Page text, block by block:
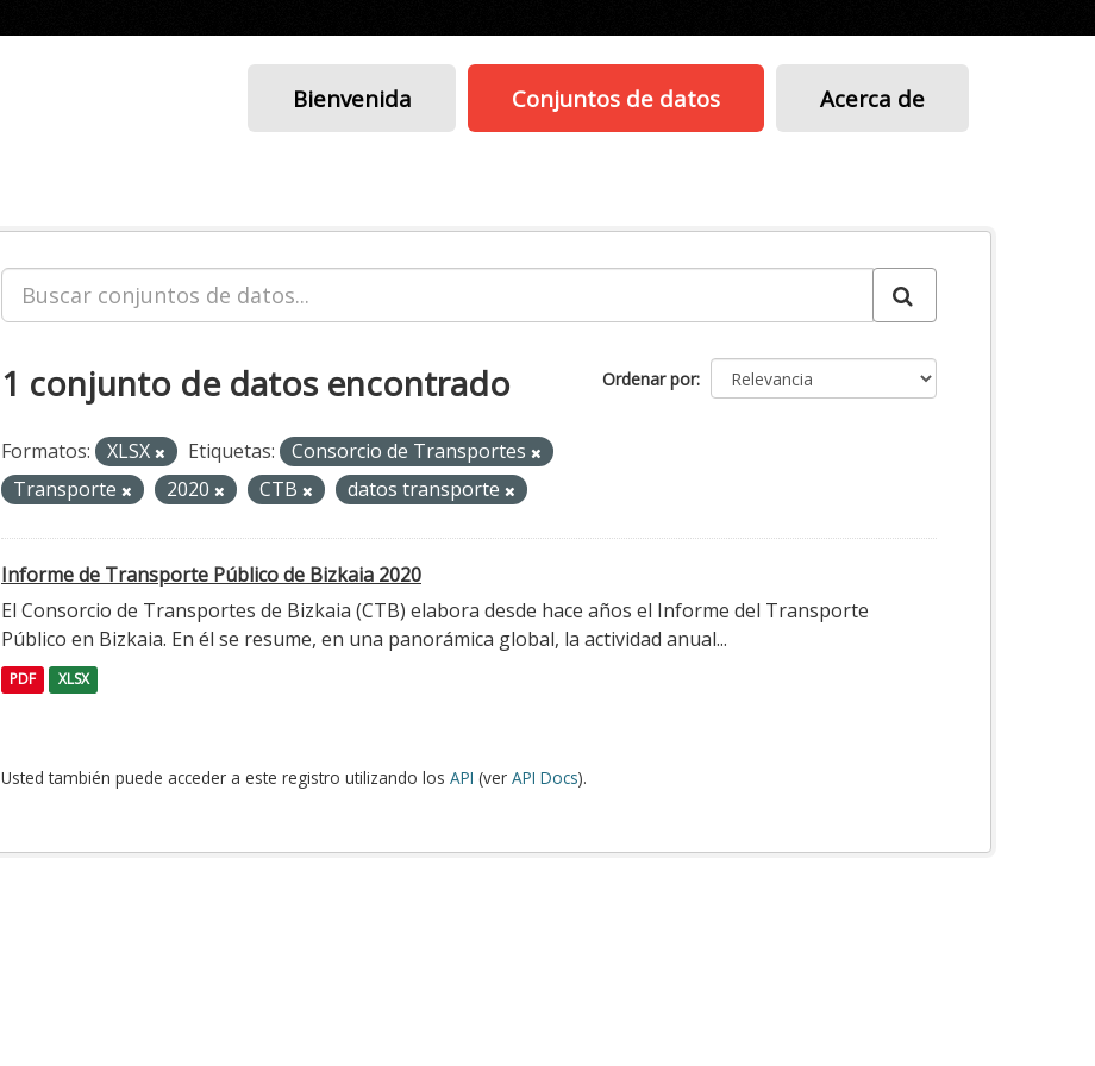
Bienvenida Conjuntos de datos Acerca de
Ordenar por
1 conjunto de datos encontrado
Formatos: XLSX Etiquetas:
Consorcio de Transportes
Transporte
2020 CTB datos transporte
Informe de Transporte Público de Bizkaia 2020
El Consorcio de Transportes de Bizkaia (CTB) elabora desde hace años el Informe del Transporte
Público en Bizkaia. En él se resume, en una panorámica global, la actividad anual...
PDF XLSX
Usted también puede acceder a este registro utilizando los API (ver API Docs).